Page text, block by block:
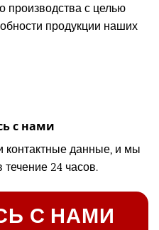
производства с целью
продукции наших
с нами
контактные данные, и мы
24 часов.
С НАМИ